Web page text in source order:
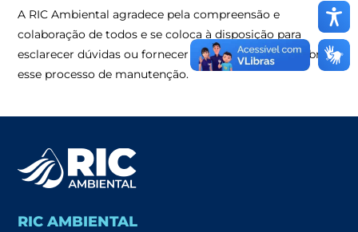
A RIC Ambiental agradece pela compreensão e
colaboração de todos e se coloca à disposição para
esclarecer dúvidas ou fornecer mais informações sobre
esse processo de manutenção.
RIC AMBIENTAL